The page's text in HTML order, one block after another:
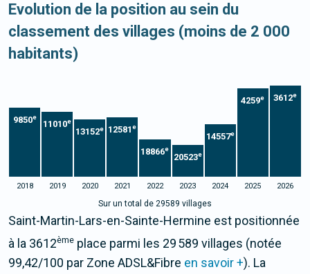
Evolution de la position au sein du
classement des villages (moins de 2 000
habitants)
9850e
11010e
13152e 12581e
18866e
20523e
14557e
4259e 3612e
2018 2019 2020 2021 2022 2023 2024 2025 2026
Sur un total de 29589 villages
Saint-Martin-Lars-en-Sainte-Hermine est positionnée
à la 3612ème place parmi les 29 589 villages (notée
99,42/100 par Zone ADSL&Fibre en savoir +). La